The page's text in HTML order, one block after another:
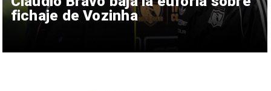
fichaje de Vozinha